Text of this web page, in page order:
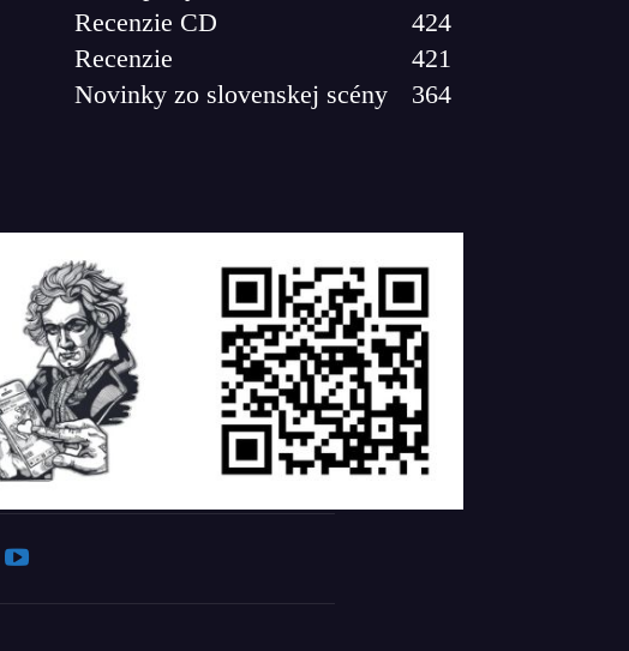
Recenzie CD
424
Recenzie
421
Novinky zo slovenskej scény
364